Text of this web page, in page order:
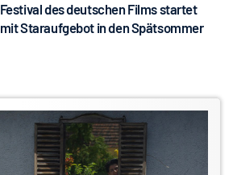
Festival des deutschen Films startet
mit Staraufgebot in den Spätsommer